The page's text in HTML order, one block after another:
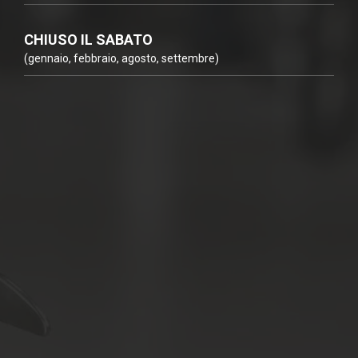
CHIUSO IL SABATO
(gennaio, febbraio, agosto, settembre)